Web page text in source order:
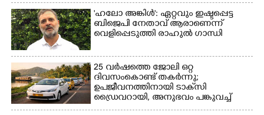
'ഹലോ അങ്കിൾ': ഏറ്റവും ഇഷ്ടപ്പെട്ട
ബിജെപി നേതാവ് ആരാണെന്ന്
വെളിപ്പെടുത്തി രാഹുൽ ഗാന്ധി
25 വർഷത്തെ ജോലി ഒറ്റ
ദിവസംകൊണ്ട് തകർന്നു;
ഉപജീവനത്തിനായി ടാക്‌സി
ഡ്രൈവറായി,​ അനുഭവം പങ്കുവച്ച്
യുവതി